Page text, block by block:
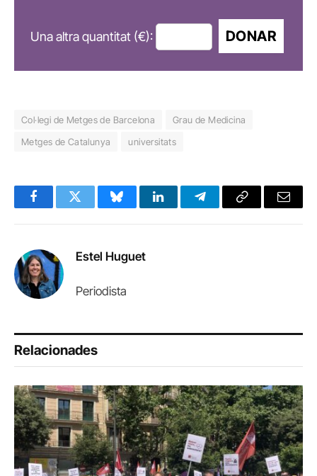
Una altra quantitat (€): DONAR
Col·legi de Metges de Barcelona
Grau de Medicina
Metges de Catalunya
universitats
FacebookTwitter BlueskyLinkedInTelegramCopy
Email
Estel Huguet
Periodista
Relacionades